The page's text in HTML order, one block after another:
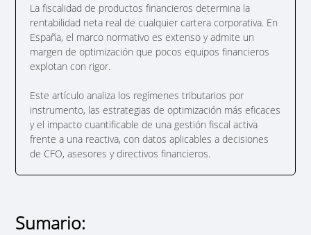
La fiscalidad de productos financieros determina la
rentabilidad neta real de cualquier cartera corporativa. En
España, el marco normativo es extenso y admite un
margen de optimización que pocos equipos financieros
explotan con rigor.
Este artículo analiza los regímenes tributarios por
instrumento, las estrategias de optimización más eficaces
y el impacto cuantificable de una gestión fiscal activa
frente a una reactiva, con datos aplicables a decisiones
de CFO, asesores y directivos financieros.
Sumario: